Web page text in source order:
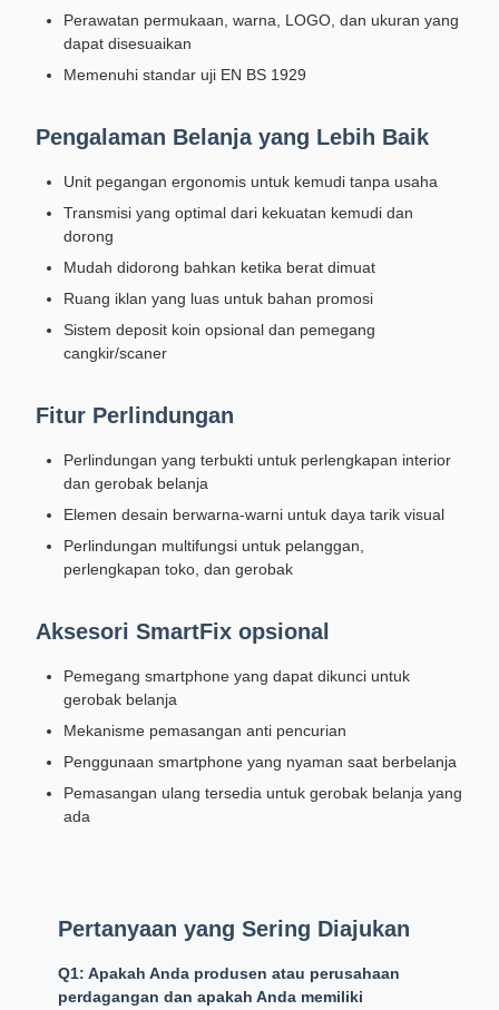
Perawatan permukaan, warna, LOGO, dan ukuran yang
dapat disesuaikan
Memenuhi standar uji EN BS 1929
Pengalaman Belanja yang Lebih Baik
Unit pegangan ergonomis untuk kemudi tanpa usaha
Transmisi yang optimal dari kekuatan kemudi dan
dorong
Mudah didorong bahkan ketika berat dimuat
Ruang iklan yang luas untuk bahan promosi
Sistem deposit koin opsional dan pemegang
cangkir/scaner
Fitur Perlindungan
Perlindungan yang terbukti untuk perlengkapan interior
dan gerobak belanja
Elemen desain berwarna-warni untuk daya tarik visual
Perlindungan multifungsi untuk pelanggan,
perlengkapan toko, dan gerobak
Aksesori SmartFix opsional
Pemegang smartphone yang dapat dikunci untuk
gerobak belanja
Mekanisme pemasangan anti pencurian
Penggunaan smartphone yang nyaman saat berbelanja
Pemasangan ulang tersedia untuk gerobak belanja yang
ada
Pertanyaan yang Sering Diajukan
Q1: Apakah Anda produsen atau perusahaan
perdagangan dan apakah Anda memiliki